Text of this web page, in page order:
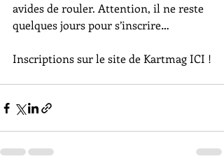
avides de rouler. Attention, il ne reste
quelques jours pour s’inscrire…
Inscriptions sur le site de Kartmag ICI !